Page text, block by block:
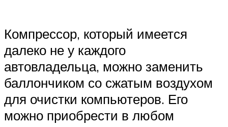
Компрессор, который имеется
далеко не у каждого
автовладельца, можно заменить
баллончиком со сжатым воздухом
для очистки компьютеров. Его
можно приобрести в любом